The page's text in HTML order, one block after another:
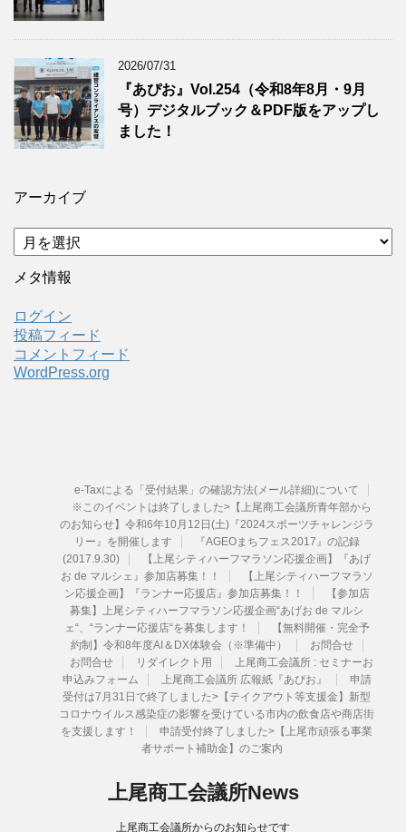
2026/07/31
『あぴお』Vol.254（令和8年8月・9月
号）デジタルブック＆PDF版をアップし
ました！
アーカイブ
ア
ー
カ
ブ
メタ情報
ログイン
投稿フィード
コメントフィード
WordPress.org
e-Taxによる「受付結果」の確認方法(メール詳細)について
※このイベントは終了しました>【上尾商工会議所青年部から
のお知らせ】令和6年10月12日(土)『2024スポーツチャレンジラ
リー』を開催します
『AGEOまちフェス2017』の記録
(2017.9.30)
【上尾シティハーフマラソン応援企画】『あげ
お de マルシェ』参加店募集！！
【上尾シティハーフマラソ
ン応援企画】『ランナー応援店』参加店募集！！
【参加店
募集】上尾シティハーフマラソン応援企画“あげお de マルシ
ェ“、“ランナー応援店“を募集します！
【無料開催・完全予
約制】令和8年度AI＆DX体験会（※準備中）
お問合せ
お問合せ
リダイレクト用
上尾商工会議所 : セミナーお
申込みフォーム
上尾商工会議所 広報紙『あぴお』
申請
受付は7月31日で終了しました>【テイクアウト等支援金】新型
コロナウイルス感染症の影響を受けている市内の飲食店や商店街
を支援します！
申請受付終了しました>【上尾市頑張る事業
者サポート補助金】のご案内
上尾商工会議所News
上尾商工会議所からのお知らせです